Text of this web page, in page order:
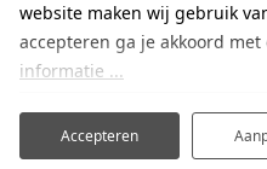
website maken wij gebruik
accepteren ga je akkoord met
informatie ...
Accepteren